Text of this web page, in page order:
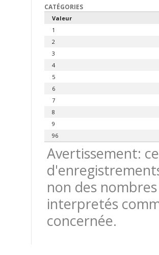
CATÉGORIES
Valeur
1
2
3
4
5
6
7
8
9
96
Avertissement:
non des
interpretés
concernée.